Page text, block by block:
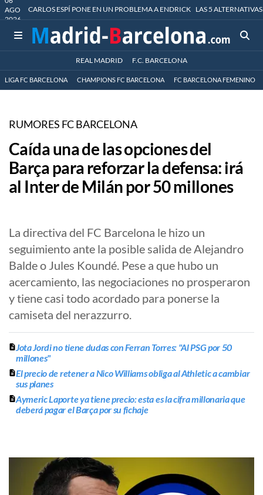
AGO
2026
CARLOS ESPÍ PONE EN UN PROBLEMA A ENDRICK LAS 5
REAL MADRID F.C. BARCELONA
LIGA FC BARCELONA CHAMPIONS FC BARCELONA FC BARCELONA FEMENINO
RUMORES FC BARCELONA
Caída una de las opciones del
Barça para reforzar la defensa: irá
al Inter de Milán por 50 millones
La directiva del FC Barcelona le hizo un
seguimiento ante la posible salida de Alejandro
Balde o Jules Koundé. Pese a que hubo un
acercamiento, las negociaciones no prosperaron
y tiene casi todo acordado para ponerse la
camiseta del nerazzurro.
Jota Jordi no tiene dudas con Ferran Torres: "Al PSG por 50
millones"
El precio de retener a Nico Williams obliga al Athletic a cambiar
sus planes
Aymeric Laporte ya tiene precio: esta es la cifra millonaria que
deberá pagar el Barça por su fichaje